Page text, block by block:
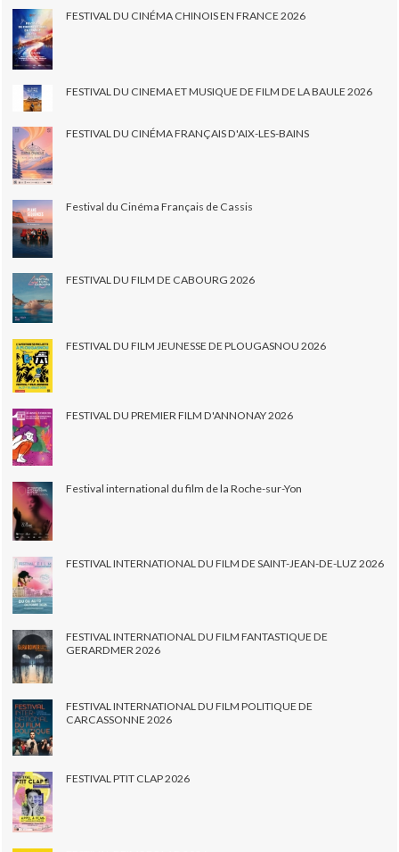
FESTIVAL DU CINÉMA CHINOIS EN FRANCE 2026
FESTIVAL DU CINEMA ET MUSIQUE DE FILM DE LA BAULE 2026
FESTIVAL DU CINÉMA FRANÇAIS D'AIX-LES-BAINS
Festival du Cinéma Français de Cassis
FESTIVAL DU FILM DE CABOURG 2026
FESTIVAL DU FILM JEUNESSE DE PLOUGASNOU 2026
FESTIVAL DU PREMIER FILM D'ANNONAY 2026
Festival international du film de la Roche-sur-Yon
FESTIVAL INTERNATIONAL DU FILM DE SAINT-JEAN-DE-LUZ 2026
FESTIVAL INTERNATIONAL DU FILM FANTASTIQUE DE
GERARDMER 2026
FESTIVAL INTERNATIONAL DU FILM POLITIQUE DE
CARCASSONNE 2026
FESTIVAL PTIT CLAP 2026